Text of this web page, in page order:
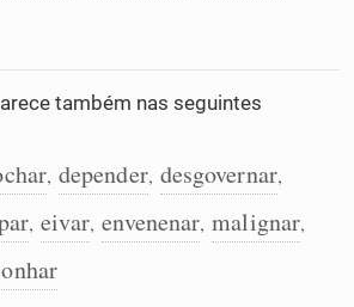
também nas seguintes
, depender, desgovernar,
, eivar, envenenar, malignar,